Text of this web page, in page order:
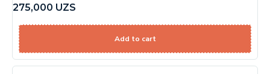
275,000 UZS
Add to cart